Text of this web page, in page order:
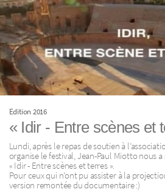
Edition 2016
« Idir - Entre scènes et
Lundi, après le repas de soutien à
organise le festival, Jean-Paul Miotto nous
« Idir - Entre scènes et terres ».
Pour ceux qui n’ont pu assister à la
version remontée du documentaire :)